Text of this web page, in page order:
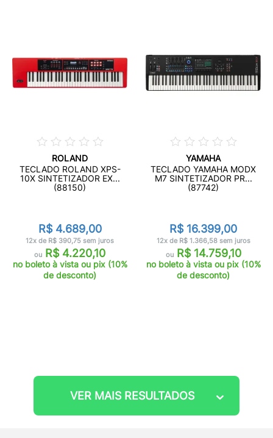
ROLAND
TECLADO ROLAND XPS-
10X SINTETIZADOR EX...
(88150)
R$ 4.689,00
12x de R$ 390,75 sem juros
ou R$ 4.220,10
no boleto à vista ou pix (10%
de desconto)
YAMAHA
TECLADO YAMAHA MODX
M7 SINTETIZADOR PR...
(87742)
R$ 16.399,00
12x de R$ 1.366,58 sem juros
ouR$ 14.759,10
no boleto à vista ou pix (10%
de desconto)
VER MAIS RESULTADOS